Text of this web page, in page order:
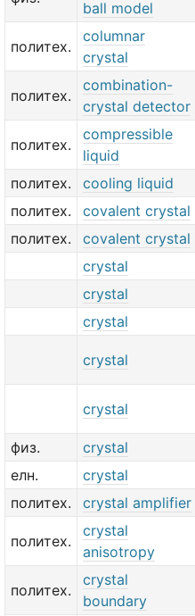
ball model
политех.
columnar
crystal
политех.
combination-
crystal detector
политех.
compressible
liquid
политех. cooling liquid
политех.
covalent crystal
политех.
covalent crystal
crystal
crystal
crystal
crystal
crystal
физ.
crystal
елн.
crystal
политех.
crystal amplifier
политех.
crystal
anisotropy
политех.
crystal
boundary